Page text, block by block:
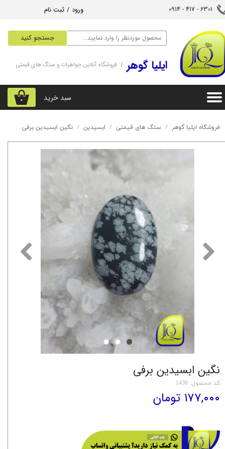
جستجو کنید
ورود / ثبت نام
تغییر گذر واژه
سفارشات
خروج از حساب کاربری
6301 - 417 - 0914​​​​​​​
۰ سبد خرید
‌ایلیا گوهر | فروشگاه آنلاین جواهرات و سنگ های قیمتی
فروشگاه ایلیا گوهر سنگ های قیمتی ابسیدین نگین ابسیدین برفی
نگین ابسیدین برفی
کد محصول: 1430
۱۷۷,۰۰۰ تومان